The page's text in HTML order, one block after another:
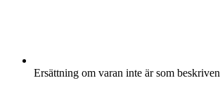
Ersättning om varan inte är som beskriven